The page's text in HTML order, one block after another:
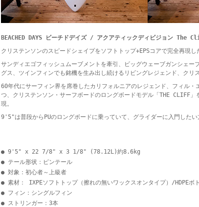
BEACHED DAYS ビーチドデイズ / アクアティックディビジョン
クリステンソンのスピードシェイプをソフトトップ+EPSコアで完全再現
サンディエゴフィッシュムーブメントを牽引、ビッグウェーブガンシェー
グス、ツインフィンでも銘機を生み出し続けるリビングレジェンド、クリ
60年代にサーフィン界を席巻したカリフォルニアのレジェンド、フィル・
つ、クリステンソン・サーフボードのロングボードモデル「THE CLIFF」
現。
9'5"は普段からPUのロングボードに乗っていて、グライダーに入門したい
● 9'5" x 22 7/8" x 3 1/8" (78.12L)約8.6kg
● テール形状：ピンテール
● 対象：初心者～上級者
● 素材： IXPEソフトトップ（擦れの無いワックスオンタイプ）/HDPEボ
● フィン：シングルフィン
● ストリンガー：3本